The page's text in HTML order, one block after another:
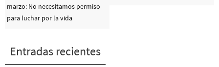
marzo: No necesitamos permiso
para luchar por la vida
Entradas recientes